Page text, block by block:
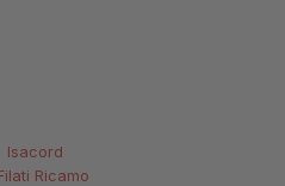
Isacord
Ricamo